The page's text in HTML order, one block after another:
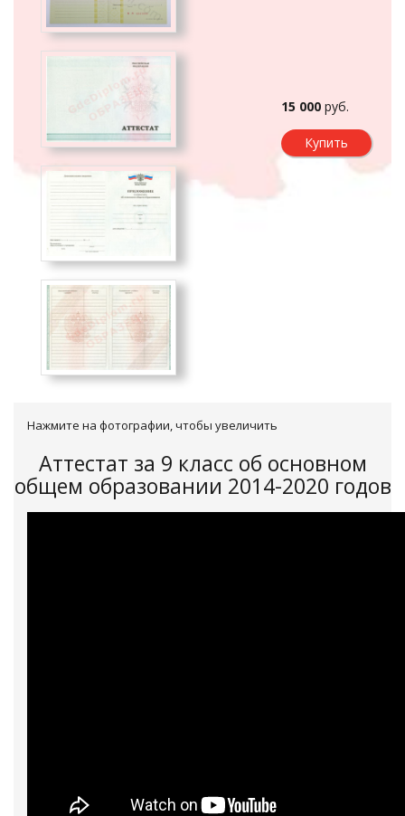
15 000 руб.
Купить
Нажмите на фотографии, чтобы увеличить
Аттестат за 9 класс об основном
общем образовании 2014-2020 годов